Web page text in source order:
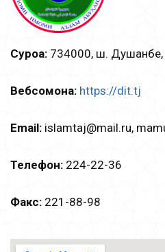
Суроға: 734000, ш. Душанбе,
Вебсомона: https://dit.tj
Email: islamtаj@mail.ru,
Телефон: 224-22-36
Факс: 221-88-98